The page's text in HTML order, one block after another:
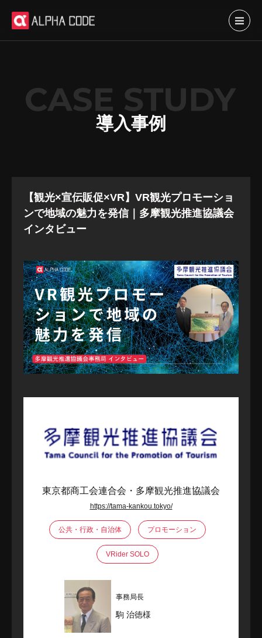
導入事例
【観光×宣伝販促×VR】VR観光プロモーショ
ンで地域の魅力を発信｜多摩観光推進協議会
インタビュー
東京都商工会連合会・多摩観光推進協議会
https://tama-kankou.tokyo/
公共・行政・自治体 プロモーション
VRider SOLO
事務局長
駒 治徳様